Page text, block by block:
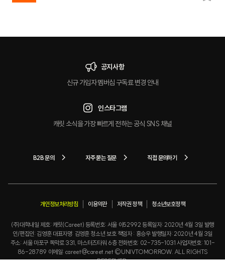
공지사항
신규 가입자 멤버십 구독료 변경 안내
인스타그램
캐릿 소식을 가장 빠르게 전하는 공식 SNS 채널
B2B 문의 자주 묻는 질문 직접 문의하기
개인정보처리방침 이용약관 저작권 정책 청소년보호정책
(주)대학내일 제호: 캐릿(Careet) 등록번호: 서울 아52992 등록일자: 2020년 4월 3일 발행
인/편집인: 김영훈 대표자명: 김영훈 청소년 보호 책임자 : 홍승우 발행일자: 2020년 4월 3일
주소: 서울 마포구 독막로 331, 마스터즈타워 6층 전화번호: 02-735-1031 사업자번호: 101-
86-28789 이메일: careet@careet.net ©UNIVTOMORROW. ALL RIGHTS